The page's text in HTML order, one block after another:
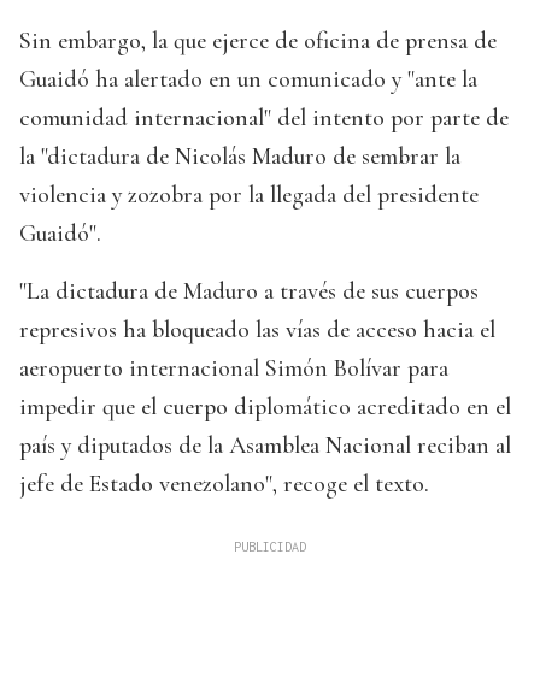
Sin embargo, la que ejerce de oficina de prensa de
Guaidó ha alertado en un comunicado y "ante la
comunidad internacional" del intento por parte de
la "dictadura de Nicolás Maduro de sembrar la
violencia y zozobra por la llegada del presidente
Guaidó".
"La dictadura de Maduro a través de sus cuerpos
represivos ha bloqueado las vías de acceso hacia el
aeropuerto internacional Simón Bolívar para
impedir que el cuerpo diplomático acreditado en el
país y diputados de la Asamblea Nacional reciban al
jefe de Estado venezolano", recoge el texto.